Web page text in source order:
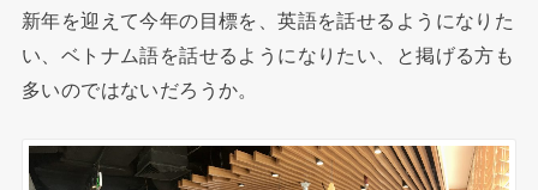
新年を迎えて今年の目標を、英語を話せるようになりた
い、ベトナム語を話せるようになりたい、と掲げる方も
多いのではないだろうか。